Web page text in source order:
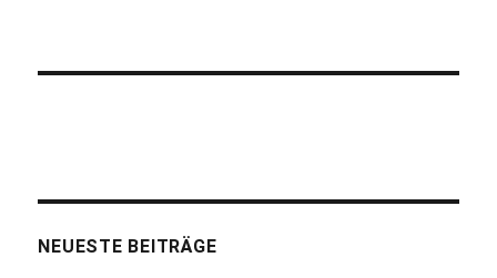
NEUESTE BEITRÄGE